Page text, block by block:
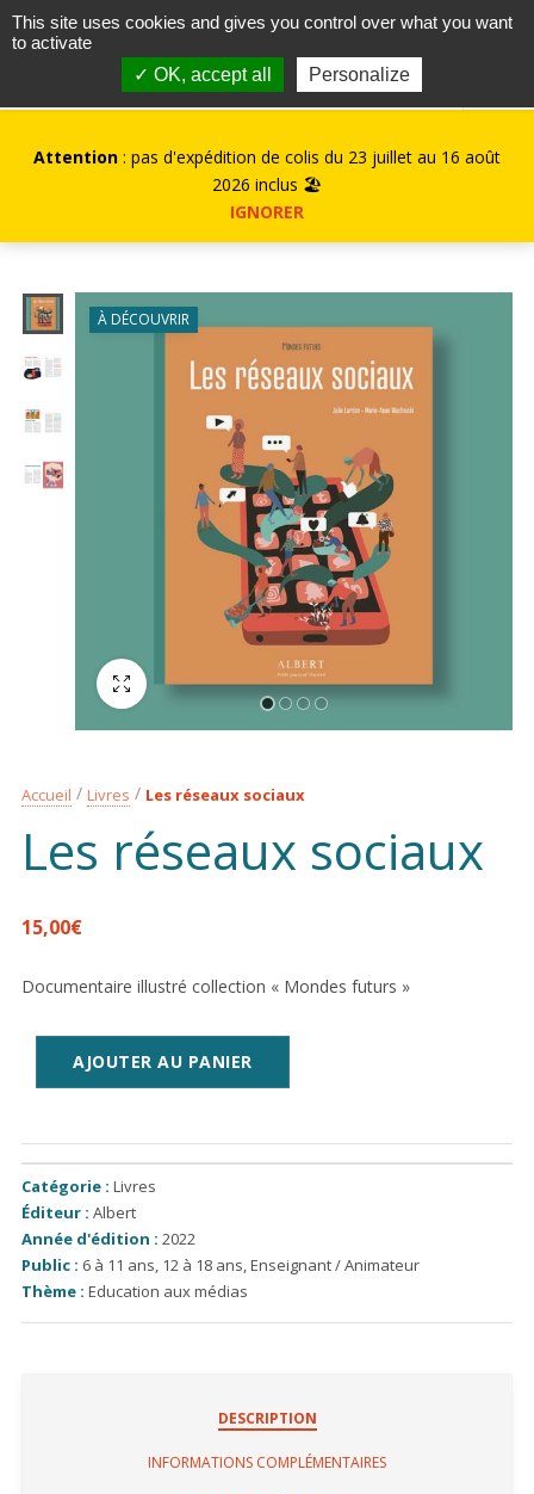
contact@kurioz.org
Attention : pas d'expédition de colis du 23 juillet au 16 août
2026 inclus 🏖️
IGNORER
À DÉCOUVRIR
Plein écran
Accueil Livres Les réseaux sociaux
Les réseaux sociaux
15,00€
Documentaire illustré collection « Mondes futurs »
AJOUTER AU PANIER
Catégorie : Livres
Éditeur : Albert
Année d'édition : 2022
Public : 6 à 11 ans 12 à 18 ans Enseignant / Animateur
Thème : Education aux médias
DESCRIPTION
INFORMATIONS COMPLÉMENTAIRES
This site uses cookies and gives you control over what you want
to activate
✓ OK, accept all
Personalize